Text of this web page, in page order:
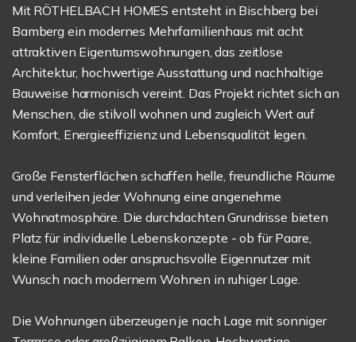
Mit RÖTHELBACH HOMES entsteht in Bischberg bei
Bamberg ein modernes Mehrfamilienhaus mit acht
attraktiven Eigentumswohnungen, das zeitlose
Architektur, hochwertige Ausstattung und nachhaltige
Bauweise harmonisch vereint. Das Projekt richtet sich an
Menschen, die stilvoll wohnen und zugleich Wert auf
Komfort, Energieeffizienz und Lebensqualität legen.
Große Fensterflächen schaffen helle, freundliche Räume
und verleihen jeder Wohnung eine angenehme
Wohnatmosphäre. Die durchdachten Grundrisse bieten
Platz für individuelle Lebenskonzepte - ob für Paare,
kleine Familien oder anspruchsvolle Eigennutzer mit
Wunsch nach modernem Wohnen in ruhiger Lage.
Die Wohnungen überzeugen je nach Lage mit sonniger